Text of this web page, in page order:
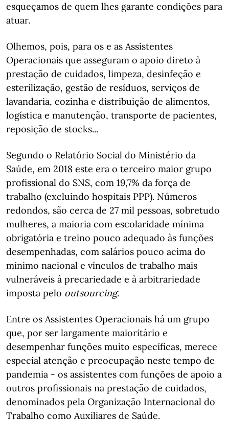
esqueçamos de quem lhes garante condições para
atuar.
Olhemos, pois, para os e as Assistentes
Operacionais que asseguram o apoio direto à
prestação de cuidados, limpeza, desinfeção e
esterilização, gestão de resíduos, serviços de
lavandaria, cozinha e distribuição de alimentos,
logística e manutenção, transporte de pacientes,
reposição de stocks...
Segundo o Relatório Social do Ministério da
Saúde, em 2018 este era o terceiro maior grupo
profissional do SNS, com 19,7% da força de
trabalho (excluindo hospitais PPP). Números
redondos, são cerca de 27 mil pessoas, sobretudo
mulheres, a maioria com escolaridade mínima
obrigatória e treino pouco adequado às funções
desempenhadas, com salários pouco acima do
mínimo nacional e vínculos de trabalho mais
vulneráveis à precariedade e à arbitrariedade
imposta pelo outsourcing.
Entre os Assistentes Operacionais há um grupo
que, por ser largamente maioritário e
desempenhar funções muito específicas, merece
especial atenção e preocupação neste tempo de
pandemia - os assistentes com funções de apoio a
outros profissionais na prestação de cuidados,
denominados pela Organização Internacional do
Trabalho como Auxiliares de Saúde.